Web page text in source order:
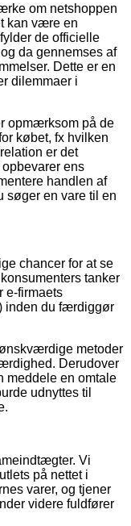
om netshoppen
kan være en
de officielle
da gennemses af
Dette er en
dilemmaer i
opmærksom på de
købet, fx hvilken
er det
ens
handlen af
søger en vare til en
chancer for at se
tanker
e-firmaets
inden du færdiggør
metoder
Derudover
meddele en omtale
udnyttes til
Vi
på nettet i
varer, og tjener
videre fuldfører